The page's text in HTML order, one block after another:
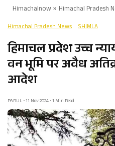
Himachalnow» Himachal Pradesh
Himachal Pradesh News SHIMLA
हिमाचल प्रदेश उच्च
वन भूमि पर अवैध
आदेश
PARUL • 11 Nov 2024 • 1 Min Read